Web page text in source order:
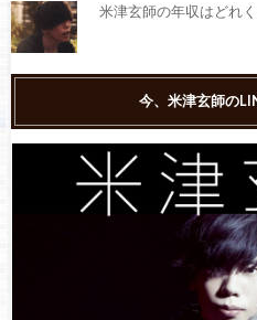
米津玄師の年収はどれ
【今更聞けない】
米津玄師の名曲『Lemon
今年最もカラオケで歌
も
今、米津玄師の